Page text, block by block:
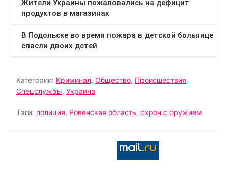
Категории: Криминал, Общество, Происшествия,
Спецслужбы, Украина
Тэги: полиция, Ровенская область, схрон с оружием